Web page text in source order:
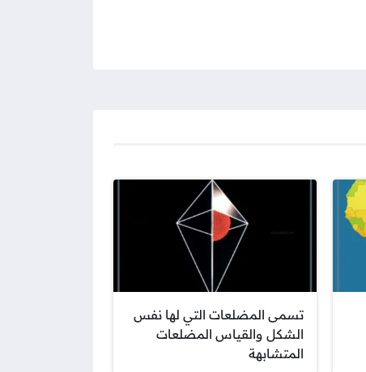
تسمى المضلعات التي لها نفس
الشكل والقياس المضلعات
المتشابهة